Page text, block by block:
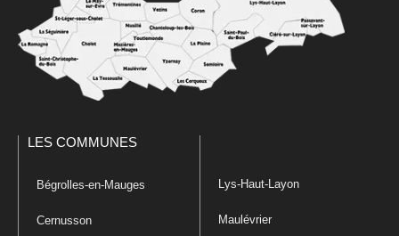
LES COMMUNES
Bégrolles-en-Mauges
Cernusson
Lys-Haut-Layon
Maulévrier